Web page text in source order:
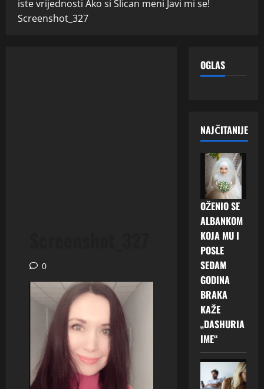
iste vrijednosti Ako si Slican meni Javi mi se!
Screenshot_327
0
OGLAS
NAJČITANIJE
OŽENIO SE
ALBANKOM
KOJA MU I
POSLE
SEDAM
GODINA
BRAKA
KAŽE
„DASHURIA
IME“